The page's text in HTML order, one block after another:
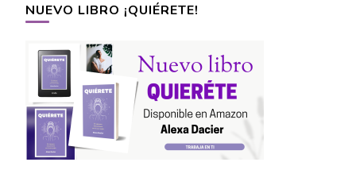
NUEVO LIBRO ¡QUIÉRETE!